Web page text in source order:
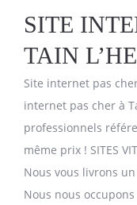
SITE
TAIN
Site internet pas
internet pas cher à
professionnels
même prix ! SITES
Nous vous livrons
Nous nous